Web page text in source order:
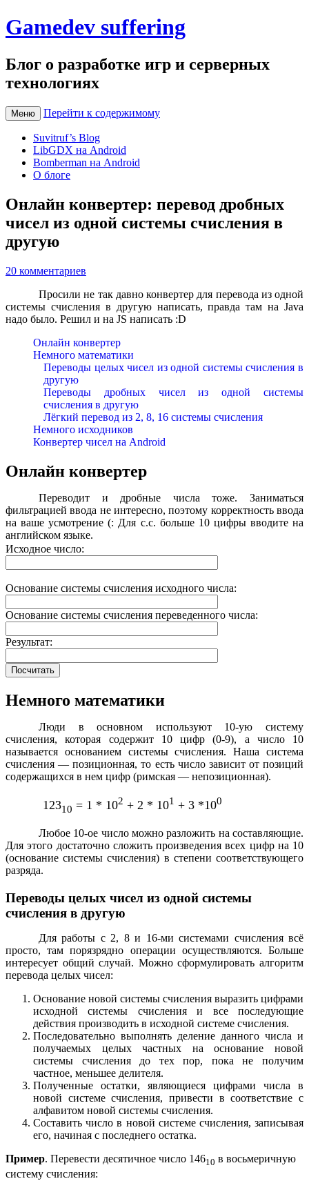
Gamedev suffering
Блог о разработке игр и серверных
технологиях
Меню Перейти к содержимому
Suvitruf’s Blog
LibGDX на Android
Bomberman на Android
О блоге
Онлайн конвертер: перевод дробных
чисел из одной системы счисления в
другую
20 комментариев
Просили не так давно конвертер для перевода из одной
системы счисления в другую написать, правда там на Java
надо было. Решил и на JS написать :D
Онлайн конвертер
Немного математики
Переводы целых чисел из одной системы счисления в
другую
Переводы дробных чисел из одной системы
счисления в другую
Лёгкий перевод из 2, 8, 16 системы счисления
Немного исходников
Конвертер чисел на Android
Онлайн конвертер
Переводит и дробные числа тоже. Заниматься
фильтрацией ввода не интересно, поэтому корректность ввода
на ваше усмотрение (: Для с.с. больше 10 цифры вводите на
английском языке.
Исходное число:
Основание системы счисления исходного числа:
Основание системы счисления переведенного числа:
Результат:
Немного математики
Люди в основном используют 10-ую систему
счисления, которая содержит 10 цифр (0-9), а число 10
называется основанием системы счисления. Наша система
счисления — позиционная, то есть число зависит от позиций
содержащихся в нем цифр (римская — непозиционная).
12310 = 1 * 102 + 2 * 101 + 3 *100
Любое 10-ое число можно разложить на составляющие.
Для этого достаточно сложить произведения всех цифр на 10
(основание системы счисления) в степени соответствующего
разряда.
Переводы целых чисел из одной системы
счисления в другую
Для работы с 2, 8 и 16-ми системами счисления всё
просто, там порязрядно операции осуществляются. Больше
интересует общий случай. Можно сформулировать алгоритм
перевода целых чисел:
Основание новой системы счисления выразить цифрами
исходной системы счисления и все последующие
действия производить в исходной системе счисления.
Последовательно выполнять деление данного числа и
получаемых целых частных на основание новой
системы счисления до тех пор, пока не получим
частное, меньшее делителя.
Полученные остатки, являющиеся цифрами числа в
новой системе счисления, привести в соответствие с
алфавитом новой системы счисления.
Составить число в новой системе счисления, записывая
его, начиная с последнего остатка.
Пример. Перевести десятичное число 14610 в восьмеричную
систему счисления: